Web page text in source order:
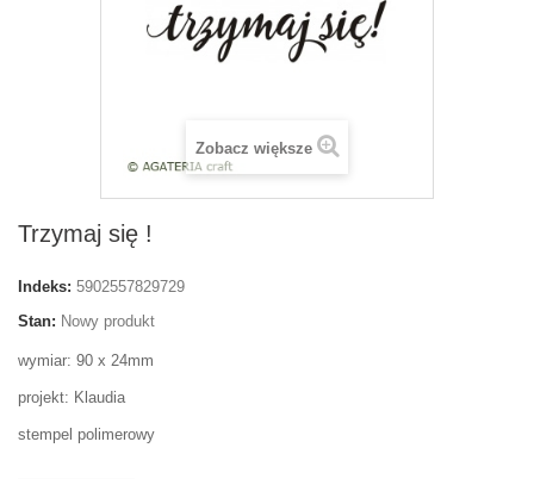
Zobacz większe
Trzymaj się !
Indeks: 5902557829729
Stan: Nowy produkt
wymiar: 90 x 24mm
projekt: Klaudia
stempel polimerowy